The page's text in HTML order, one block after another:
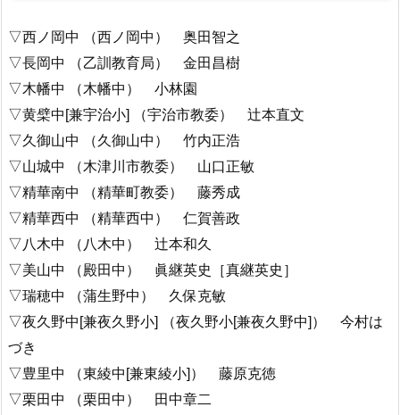
▽西ノ岡中 （西ノ岡中） 奥田智之
▽長岡中 （乙訓教育局） 金田昌樹
▽木幡中 （木幡中） 小林園
▽黄檗中[兼宇治小] （宇治市教委） 辻本直文
▽久御山中 （久御山中） 竹内正浩
▽山城中 （木津川市教委） 山口正敏
▽精華南中 （精華町教委） 藤秀成
▽精華西中 （精華西中） 仁賀善政
▽八木中 （八木中） 辻本和久
▽美山中 （殿田中） 眞継英史［真継英史］
▽瑞穂中 （蒲生野中） 久保克敏
▽夜久野中[兼夜久野小] （夜久野小[兼夜久野中]） 今村は
づき
▽豊里中 （東綾中[兼東綾小]） 藤原克徳
▽栗田中 （栗田中） 田中章二